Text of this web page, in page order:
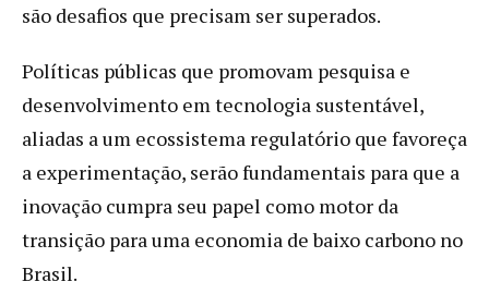
são desafios que precisam ser superados.
Políticas públicas que promovam pesquisa e
desenvolvimento em tecnologia sustentável,
aliadas a um ecossistema regulatório que favoreça
a experimentação, serão fundamentais para que a
inovação cumpra seu papel como motor da
transição para uma economia de baixo carbono no
Brasil.